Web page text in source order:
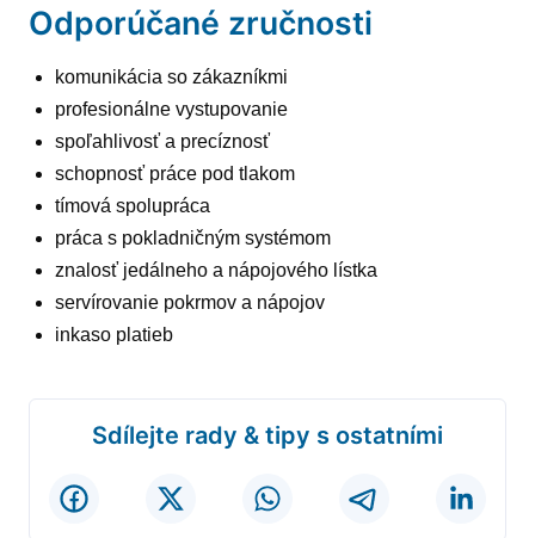
Odporúčané zručnosti
komunikácia so zákazníkmi
profesionálne vystupovanie
spoľahlivosť a precíznosť
schopnosť práce pod tlakom
tímová spolupráca
práca s pokladničným systémom
znalosť jedálneho a nápojového lístka
servírovanie pokrmov a nápojov
inkaso platieb
Sdílejte rady & tipy s ostatními